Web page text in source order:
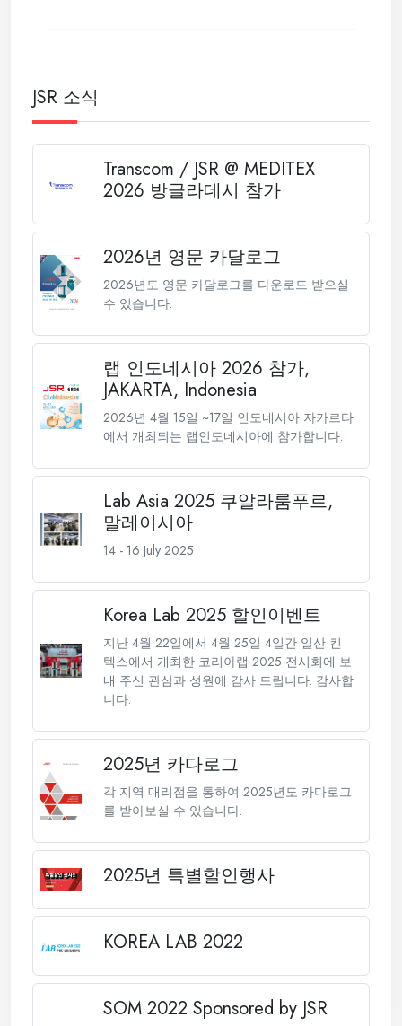
JSR 소식
Transcom / JSR @ MEDITEX
2026 방글라데시 참가
2026년 영문 카달로그
2026년도 영문 카달로그를 다운로드 받으실
수 있습니다.
랩 인도네시아 2026 참가,
JAKARTA, Indonesia
2026년 4월 15일 ~17일 인도네시아 자카르타
에서 개최되는 랩인도네시아에 참가합니다.
Lab Asia 2025 쿠알라룸푸르,
말레이시아
14 - 16 July 2025
Korea Lab 2025 할인이벤트
지난 4월 22일에서 4월 25일 4일간 일산 킨
텍스에서 개최한 코리아랩 2025 전시회에 보
내 주신 관심과 성원에 감사 드립니다. 감사합
니다.
2025년 카다로그
각 지역 대리점을 통하여 2025년도 카다로그
를 받아보실 수 있습니다.
2025년 특별할인행사
KOREA LAB 2022
SOM 2022 Sponsored by JSR